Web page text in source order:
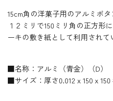
15cm角の洋菓子用のアルミボ
１２ミリで150ミリ角の正方形
ーキの敷き紙として利用されて
■名称：アルミ（青金）（D）
■サイズ：厚さ0.012ｘ150ｘ150